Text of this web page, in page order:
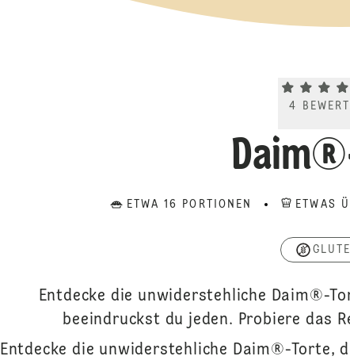
4
ETWA 16 PORTIONEN ETWAS
Entdecke die unwiderstehliche Daim®-
beeindruckst du jeden. Probiere das
Entdecke die unwiderstehliche Daim®-Torte,